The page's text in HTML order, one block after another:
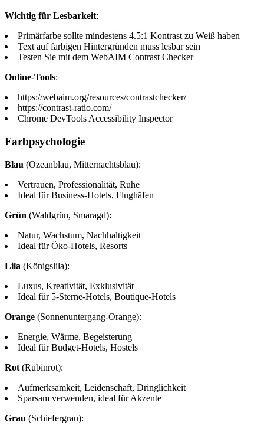
Wichtig für Lesbarkeit:
Primärfarbe sollte mindestens 4.5:1 Kontrast zu Weiß haben
Text auf farbigen Hintergründen muss lesbar sein
Testen Sie mit dem WebAIM Contrast Checker
Online-Tools:
https://webaim.org/resources/contrastchecker/
https://contrast-ratio.com/
Chrome DevTools Accessibility Inspector
Farbpsychologie
Blau (Ozeanblau, Mitternachtsblau):
Vertrauen, Professionalität, Ruhe
Ideal für Business-Hotels, Flughäfen
Grün (Waldgrün, Smaragd):
Natur, Wachstum, Nachhaltigkeit
Ideal für Öko-Hotels, Resorts
Lila (Königslila):
Luxus, Kreativität, Exklusivität
Ideal für 5-Sterne-Hotels, Boutique-Hotels
Orange (Sonnenuntergang-Orange):
Energie, Wärme, Begeisterung
Ideal für Budget-Hotels, Hostels
Rot (Rubinrot):
Aufmerksamkeit, Leidenschaft, Dringlichkeit
Sparsam verwenden, ideal für Akzente
Grau (Schiefergrau):